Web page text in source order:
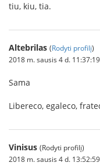
tiu, kiu, tia.
Altebrilas (Rodyti profilį)
2018 m. sausis 4 d. 11:37:19
Sama
Libereco, egaleco,
Vinisus (Rodyti profilį)
2018 m. sausis 4 d. 13:52:59